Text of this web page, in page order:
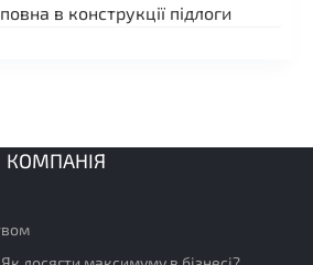
в конструкції підлоги
КОМПАНІЯ